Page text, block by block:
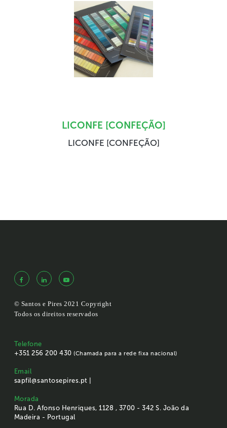
LICONFE [CONFEÇÃO]
LICONFE [CONFEÇÃO]
© Santos e Pires 2021 Copyright
Todos os direitos reservados
Telefone
+351 256 200 430(Chamada para a rede fixa nacional)
Email
sapfil@santosepires.pt |
Morada
Rua D. Afonso Henriques, 1128 , 3700 - 342 S. João da
Madeira - Portugal